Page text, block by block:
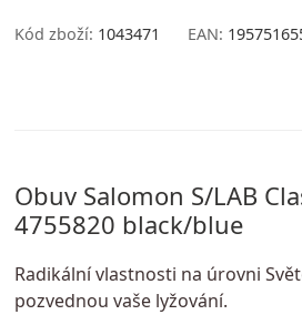
Kód zboží: 1043471 EAN:
Obuv Salomon S/LAB
4755820 black/blue
Radikální vlastnosti na úrovni
pozvednou vaše lyžování.